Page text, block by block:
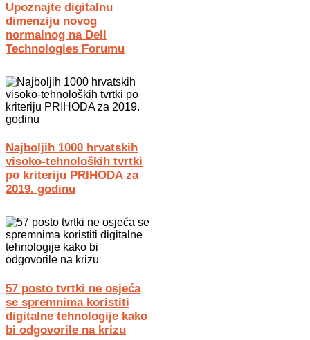
Upoznajte digitalnu
dimenziju novog
normalnog na Dell
Technologies Forumu
Najboljih 1000 hrvatskih
visoko-tehnoloških tvrtki
po kriteriju PRIHODA za
2019. godinu
57 posto tvrtki ne osjeća
se spremnima koristiti
digitalne tehnologije kako
bi odgovorile na krizu